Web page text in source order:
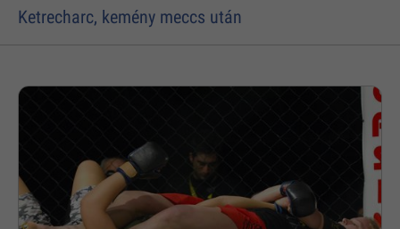
Ketrecharc, kemény meccs után